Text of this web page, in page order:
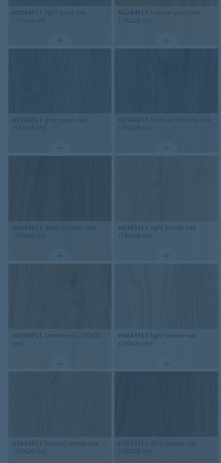
60288FL1 light giant oak
(150x28 cm)
60284FL1 natural giant oak
(150x28 cm)
60280FL1 grey giant oak
(150x28 cm)
60306FL1 rustic anthracite oak
(150x28 cm)
60302FL1 deep country oak
(150x28 cm)
60305FL1 light honey oak
(150x28 cm)
60300FL1 central oak (150x28
cm)
63641FL1 light serene oak
(150x20 cm)
63643FL1 natural serene oak
(150x20 cm)
63645FL1 dark serene oak
(150x20 cm)